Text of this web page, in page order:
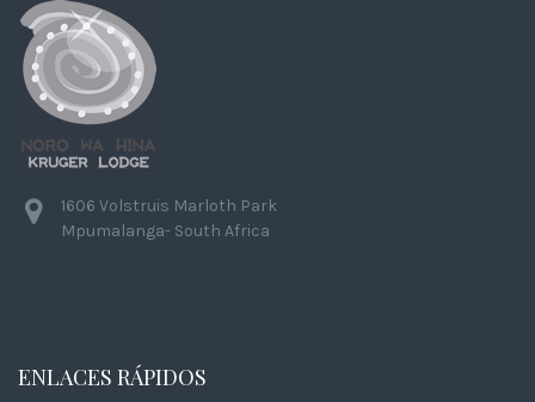
1606 Volstruis Marloth Park
Mpumalanga- South Africa
ENLACES RÁPIDOS